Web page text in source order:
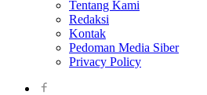
Tentang Kami
Redaksi
Kontak
Pedoman Media Siber
Privacy Policy